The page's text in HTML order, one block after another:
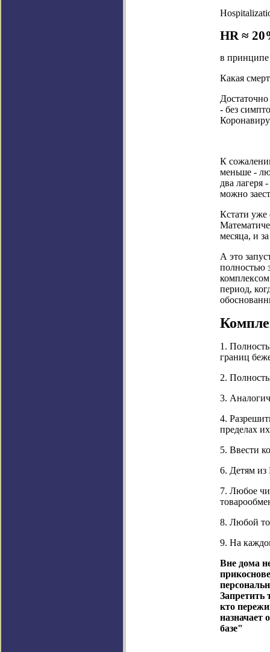
HR ≈
в принципе
Какая
- без
К
меньше -
два лагеря
можно
Кстати уже
месяца, и
А это
полностью
период,
1.
границ
2.
3.
4.
пределах
5. Ввести
6. Детям из
7. Любое
8. Любой
9. На
Вне дома
Запретить
кто
назначает
базе"